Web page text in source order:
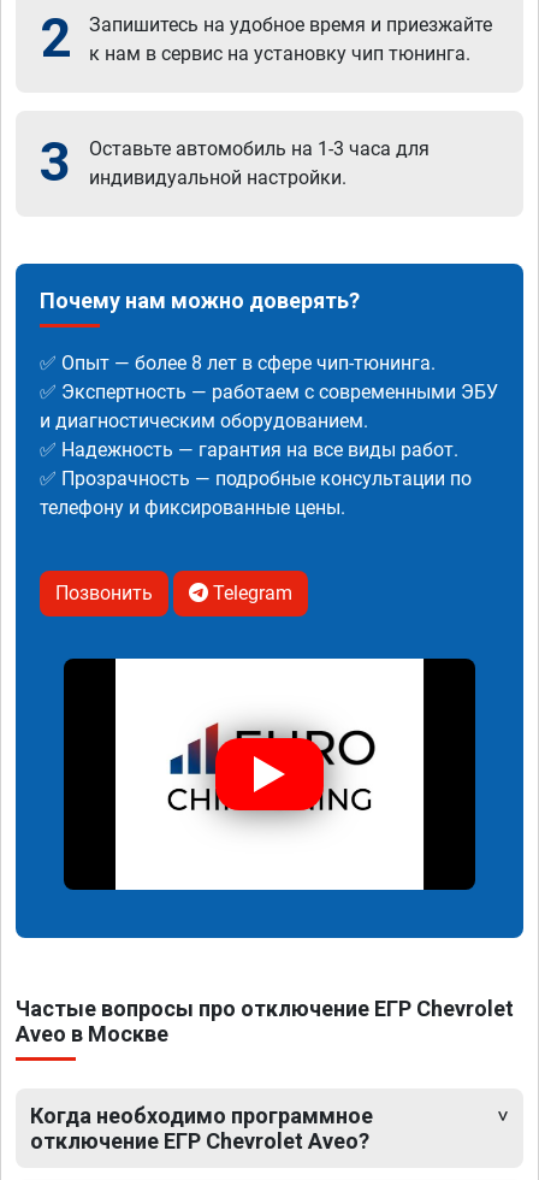
2
Запишитесь на удобное время и приезжайте
к нам в сервис на установку чип тюнинга.
3
Оставьте автомобиль на 1-3 часа для
индивидуальной настройки.
Почему нам можно доверять?
✅ Опыт — более 8 лет в сфере чип-тюнинга.
✅ Экспертность — работаем с современными ЭБУ
и диагностическим оборудованием.
✅ Надежность — гарантия на все виды работ.
✅ Прозрачность — подробные консультации по
телефону и фиксированные цены.
Позвонить Telegram
Частые вопросы про отключение ЕГР Chevrolet
Aveo в Москве
Когда необходимо программное
отключение ЕГР Chevrolet Aveo?